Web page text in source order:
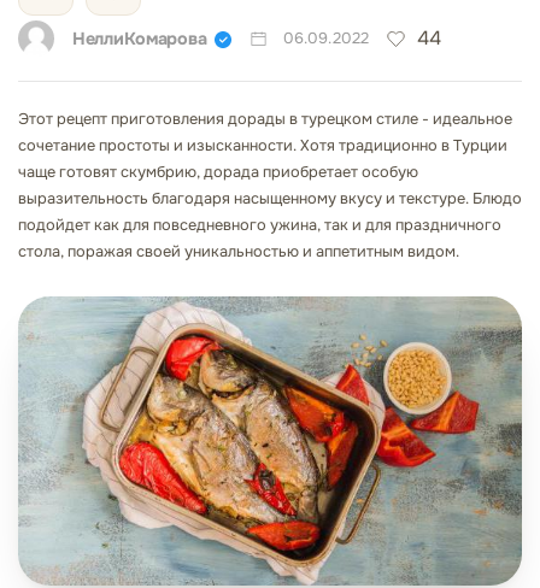
НеллиКомарова 06.09.2022 44
Этот рецепт приготовления дорады в турецком стиле - идеальное
сочетание простоты и изысканности. Хотя традиционно в Турции
чаще готовят скумбрию, дорада приобретает особую
выразительность благодаря насыщенному вкусу и текстуре. Блюдо
подойдет как для повседневного ужина, так и для праздничного
стола, поражая своей уникальностью и аппетитным видом.